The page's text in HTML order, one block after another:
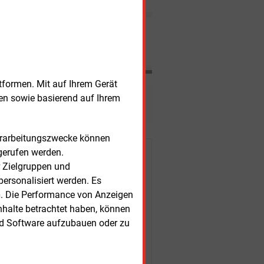
Mit auf Ihrem Gerät
sowie basierend auf Ihrem
können
werden.
und
werden. Es
Performance von Anzeigen
betrachtet haben, können
Software aufzubauen oder zu
Kunden